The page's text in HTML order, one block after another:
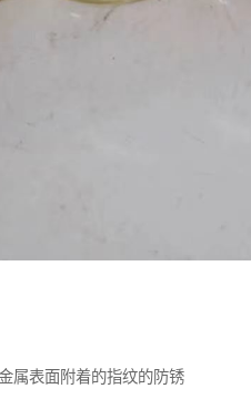
属表面附着的指纹的防锈